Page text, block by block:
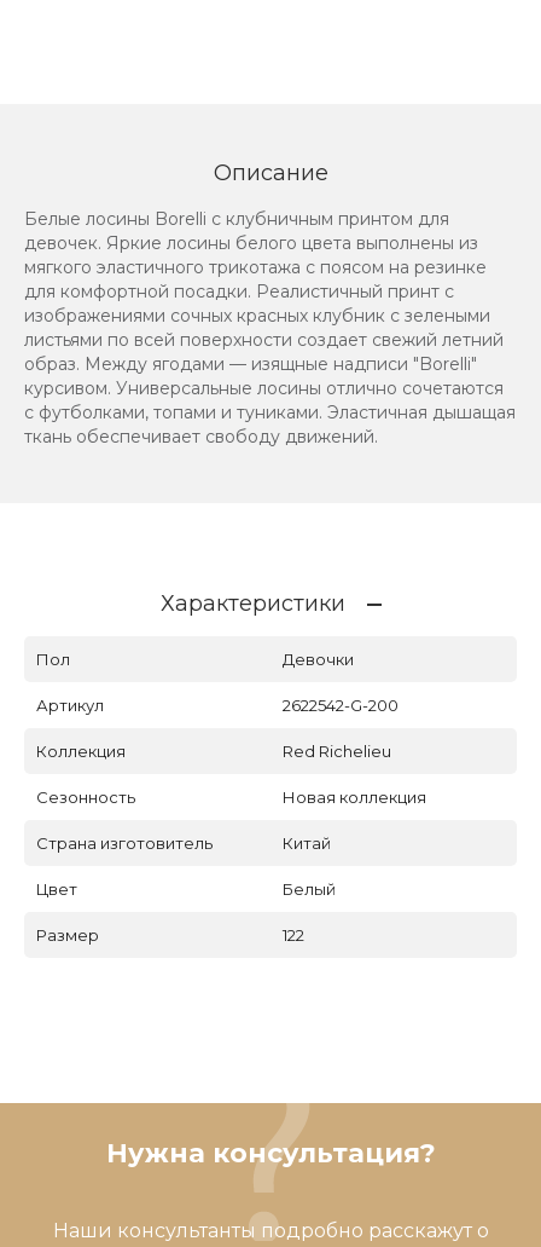
Описание
Белые лосины Borelli с клубничным принтом для
девочек. Яркие лосины белого цвета выполнены из
мягкого эластичного трикотажа с поясом на резинке
для комфортной посадки. Реалистичный принт с
изображениями сочных красных клубник с зелеными
листьями по всей поверхности создает свежий летний
образ. Между ягодами — изящные надписи "Borelli"
курсивом. Универсальные лосины отлично сочетаются
с футболками, топами и туниками. Эластичная дышащая
ткань обеспечивает свободу движений.
Характеристики
Пол Девочки
Артикул 2622542-G-200
Коллекция Red Richelieu
Сезонность Новая коллекция
Страна изготовитель Китай
Цвет Белый
Размер 122
Нужна консультация?
Наши консультанты подробно расскажут о